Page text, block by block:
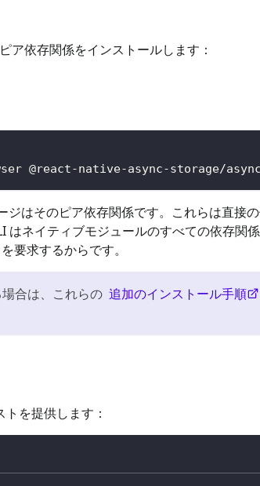
ア依存関係をインストールします：
@react-native-async-storage/
はそのピア依存関係です。これらは直接
はネイティブモジュールのすべての依存関
要求するからです。
合は、これらの 追加のインストール手順
を提供します：